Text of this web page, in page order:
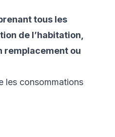
tous les
de l’habitation,
remplacement ou
les consommations